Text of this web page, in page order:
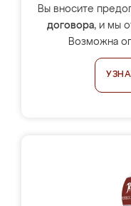
Вы вносите
договора, и мы
Возможна